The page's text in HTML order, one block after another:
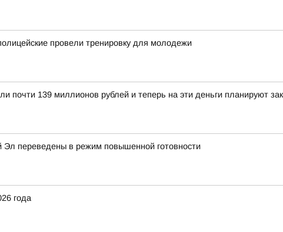
провели тренировку для молодежи
почти 139 миллионов рублей и теперь на эти деньги планируют
Эл переведены в режим повышенной готовности
года